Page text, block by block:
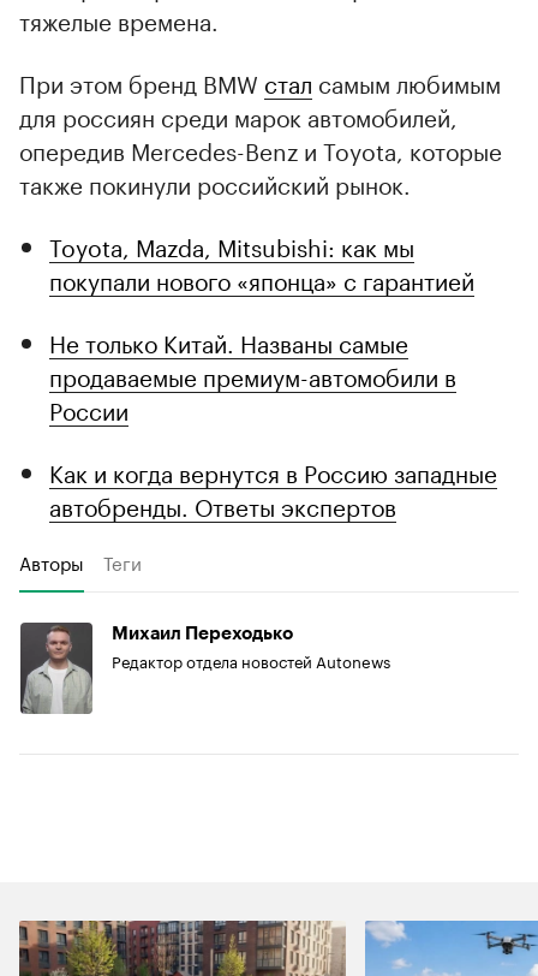
тяжелые времена.
При этом бренд BMW стал самым любимым
для россиян среди марок автомобилей,
опередив Mercedes-Benz и Toyota, которые
также покинули российский рынок.
Toyota, Mazda, Mitsubishi: как мы
покупали нового «японца» с гарантией
Не только Китай. Названы самые
продаваемые премиум-автомобили в
России
Как и когда вернутся в Россию западные
автобренды. Ответы экспертов
Авторы Теги
Михаил Переходько
Редактор отдела новостей Autonews